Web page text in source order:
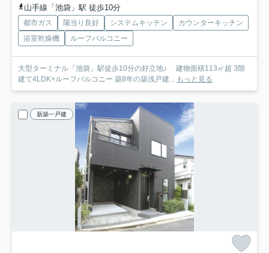
山手線「池袋」駅 徒歩10分
都市ガス 陽当り良好 システムキッチン
カウンターキッチン
浴室乾燥機
ルーフバルコニー
大型ターミナル「池袋」駅徒歩10分の好立地♪ 建物面積113㎡超 3階
建て4LDK+ルーフバルコニー 築8年の築浅戸建... もっと見る
新築一戸建